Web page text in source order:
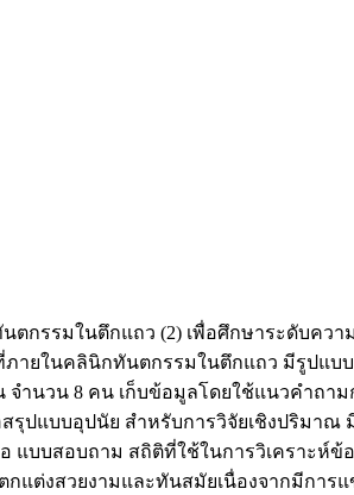
กรรมในตึกแถว (2) เพื่อศึกษาระดับคว
ยในคลินิกทันตกรรมในตึกแถว มีรูปแบ
นวน 8 คน เก็บข้อมูลโดยใช้แนวคำถา
ปแบบอุปนัย สำหรับการวิจัยเชิงปริมา
บบสอบถาม สถิติที่ใช้ในการวิเคราะห์ข้
แต่งสวยงามและทันสมัยเนื่องจากมีกา